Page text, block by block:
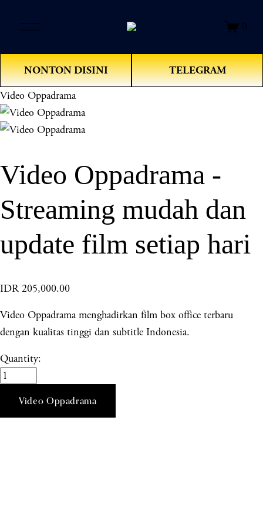
e
n
M
e
u
0
NONTON DISINI TELEGRAM
Video Oppadrama
Video Oppadrama -
Streaming mudah dan
update film setiap hari
IDR 205,000.00
Video Oppadrama menghadirkan film box office terbaru
dengan kualitas tinggi dan subtitle Indonesia.
Quantity:
Video Oppadrama